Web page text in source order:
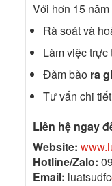
Với hơn 15
Rà soát và
Làm việc trực
Đảm bảo ra
Tư vấn chi
Liên hệ ngay
Website:
Hotline/Zalo:
Email: luatsudfc